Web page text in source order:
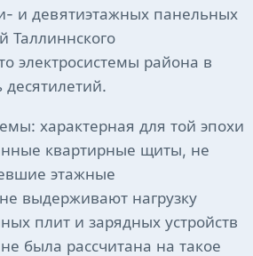
и девятиэтажных панельных
Таллиннского
электросистемы района в
характерная для той эпохи
квартирные щиты, не
этажные
выдерживают нагрузку
плит и зарядных устройств
была рассчитана на такое